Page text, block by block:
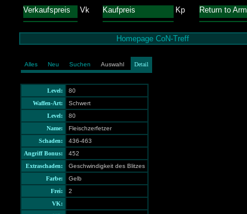
Verkaufspreis Vk Kaufpreis Kp Return to
Homepage CoN-Treff
Alles Neu Suchen Auswahl Detail
Level:
80
Waffen-Art:
Schwert
Level:
80
Name:
Fleischzerfetzer
Schaden:
436-463
Angriff Bonus:
452
Extraschaden:
Geschwindigkeit des Blitzes
Farbe:
Gelb
Frei:
2
VK: